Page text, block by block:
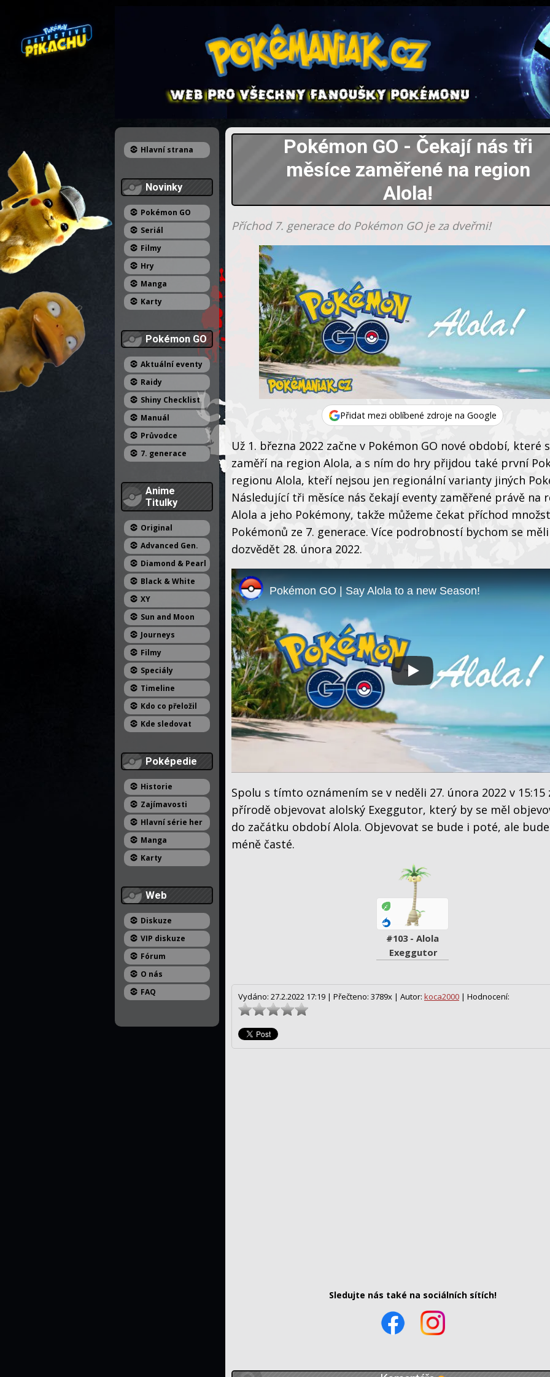
Hlavní strana
Novinky
Pokémon GO
Seriál
Filmy
Hry
Manga
Karty
Pokémon GO
Aktuální eventy
Raidy
Shiny Checklist
Manuál
Průvodce
7. generace
Anime
Titulky
Original
Advanced Gen.
Diamond & Pearl
Black & White
XY
Sun and Moon
Journeys
Filmy
Speciály
Timeline
Kdo co přeložil
Kde sledovat
Poképedie
Historie
Zajímavosti
Hlavní série her
Manga
Karty
Web
Diskuze
VIP diskuze
Fórum
O nás
FAQ
Pokémon GO - Čekají nás tři
měsíce zaměřené na region
Alola!
Příchod 7. generace do Pokémon GO je za dveřmi!
Přidat mezi oblíbené zdroje na Google
Už 1. března 2022 začne v Pokémon GO nové období, které
zaměří na region Alola, a s ním do hry přijdou také první
regionu Alola, kteří nejsou jen regionální varianty jiných
Následující tři měsíce nás čekají eventy zaměřené právě na
Alola a jeho Pokémony, takže můžeme čekat příchod
Pokémonů ze 7. generace. Více podrobností bychom se měli
dozvědět 28. února 2022.
Pokémon GO | Say Alola to a new Season!
Spolu s tímto oznámením se v neděli 27. února 2022 v 15:15
přírodě objevovat alolský Exeggutor, který by se měl
do začátku období Alola. Objevovat se bude i poté, ale
méně časté.
#103 - Alola
Exeggutor
Vydáno: 27.2.2022 17:19 | Přečteno: 3789x | Autor: koca2000 | Hodnocení:
Sledujte nás také na sociálních sítích!